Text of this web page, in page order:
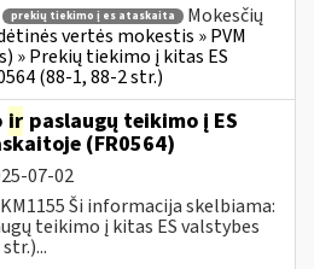
prekių tiekimo į es ataskaita
Mokesčių
vertės mokestis » PVM
» Prekių tiekimo į kitas ES
(88-1, 88-2 str.)
ir paslaugų teikimo į ES
(FR0564)
07-02
Ši informacija skelbiama:
teikimo į kitas ES valstybes